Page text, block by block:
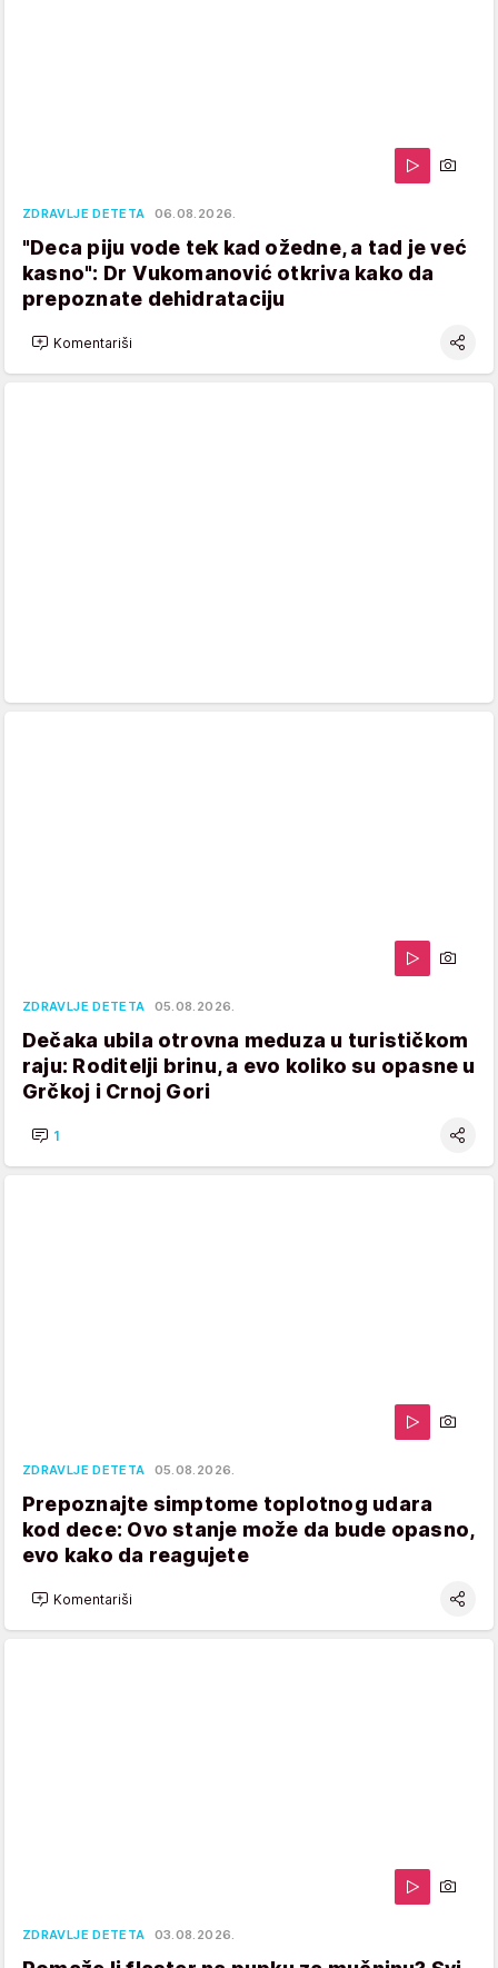
ZDRAVLJE DETETA 06.08.2026.
"Deca piju vode tek kad ožedne, a tad je već
kasno": Dr Vukomanović otkriva kako da
prepoznate dehidrataciju
Komentariši
ZDRAVLJE DETETA 05.08.2026.
Dečaka ubila otrovna meduza u turističkom
raju: Roditelji brinu, a evo koliko su opasne u
Grčkoj i Crnoj Gori
1
ZDRAVLJE DETETA 05.08.2026.
Prepoznajte simptome toplotnog udara
kod dece: Ovo stanje može da bude opasno,
evo kako da reagujete
Komentariši
ZDRAVLJE DETETA 03.08.2026.